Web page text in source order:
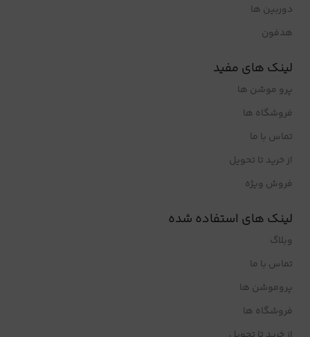
دوربین ها
هدفون
لینک های مفید
پرو موشن ها
فروشگاه ها
تماس با ما
از خرید تا تحویل
فروش ویژه
لینک های استفاده شده
وبلاگ
تماس با ما
پروموشن ها
فروشگاه ها